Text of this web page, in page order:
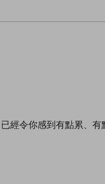
經令你感到有點累、